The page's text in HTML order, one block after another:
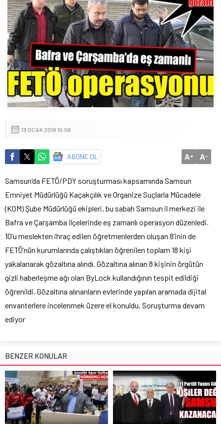
19 OCAK 2018 15:06
ABONE OL A+ A-
Samsun’da FETÖ/PDY soruşturması kapsamında Samsun
Emniyet Müdürlüğü Kaçakçılık ve Organize Suçlarla Mücadele
(KOM) Şube Müdürlüğü ekipleri, bu sabah Samsun il merkezi ile
Bafra ve Çarşamba ilçelerinde eş zamanlı operasyon düzenledi.
10’u meslekten ihraç edilen öğretmenlerden oluşan 8’inin de
FETÖ’nün kurumlarında çalıştıkları öğrenilen toplam 18 kişi
yakalanarak gözaltına alındı. Gözaltına alınan 8 kişinin örgütün
gizli haberleşme ağı olan ByLock kullandığının tespit edildiği
öğrenildi. Gözaltına alınanların evlerinde yapılan aramada dijital
envanterlere incelenmek üzere el konuldu. Soruşturma devam
ediyor
BENZER KONULAR